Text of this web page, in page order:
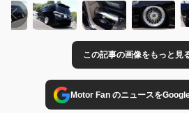
この記事の画像をもっと見
Motor Fan のニュースを